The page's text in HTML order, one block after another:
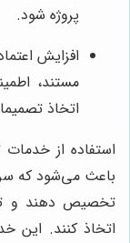
پروژه شود.
افزایش
مستند،
اتخاذ
استفاده از
باعث می‌شود که
تخصیص دهند و
اتخاذ کنند. این